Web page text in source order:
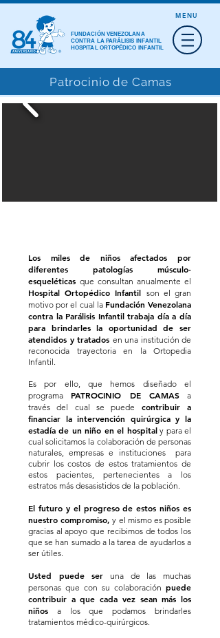
MENU
FUNDACIÓN VENEZOLANA
CONTRA LA PARÁLISIS INFANTIL
HOSPITAL ORTOPÉDICO INFANTIL
Patrocinio de Camas
Los miles de niños afectados por
diferentes patologías músculo-
esqueléticas que consultan anualmente el
Hospital Ortopédico Infantil son el gran
motivo por el cual la Fundación Venezolana
contra la Parálisis Infantil trabaja día a día
para brindarles la oportunidad de ser
atendidos y tratados en una institución de
reconocida trayectoria en la Ortopedia
Infantil.
Es por ello, que hemos diseñado el
programa PATROCINIO DE CAMASa
través del cual se puede contribuir a
financiar la intervención quirúrgica y la
estadía de un niño en el hospitaly para el
cual solicitamos la colaboración de personas
naturales, empresas e instituciones para
cubrir los costos de estos tratamientos de
estos pacientes, pertenecientes a los
estratos más desasistidos de la población.
El futuro y el progreso de estos niños es
nuestro compromiso, y el mismo es posible
gracias al apoyo que recibimos de todos los
que se han sumado a la tarea de ayudarlos a
ser útiles.
Usted puede ser una de las muchas
personas que con su colaboración puede
contribuir a que cada vez sean más los
niños a los que podamos brindarles
tratamientos médico-quirúrgicos.